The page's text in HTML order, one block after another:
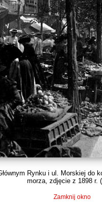
Rynku i ul. Morskiej do
morza, zdjęcie z 1898 r. (
Zamknij okno